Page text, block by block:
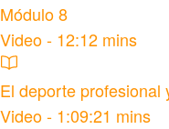
Módulo 8
Video - 12:12 mins
El deporte profesional
Video - 1:09:21 mins